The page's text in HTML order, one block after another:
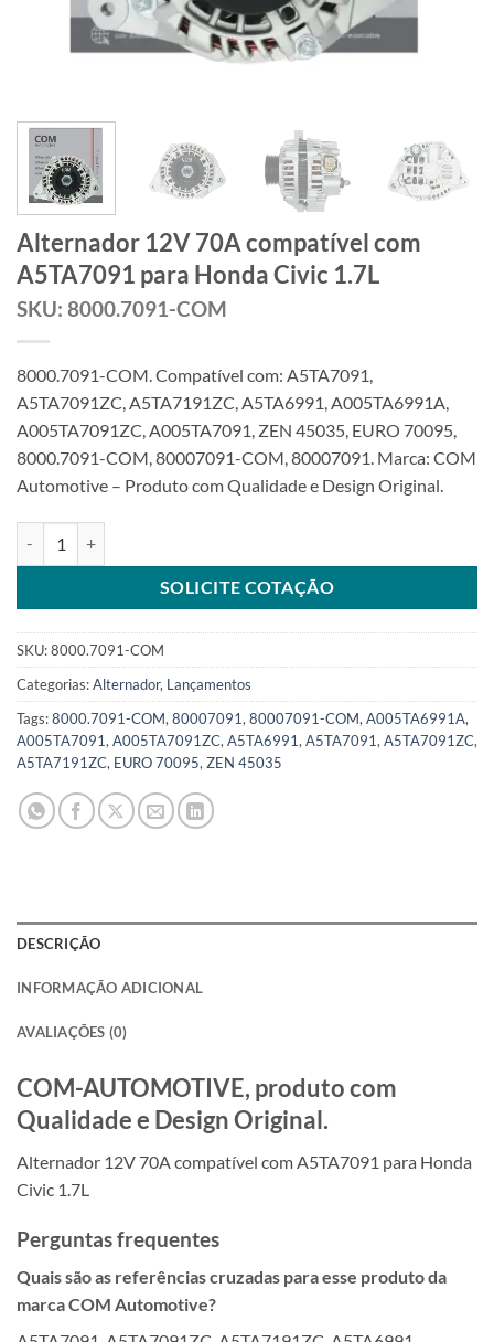
Alternador 12V 70A compatível com
A5TA7091 para Honda Civic 1.7L
SKU: 8000.7091-COM
8000.7091-COM. Compatível com: A5TA7091,
A5TA7091ZC, A5TA7191ZC, A5TA6991, A005TA6991A,
A005TA7091ZC, A005TA7091, ZEN 45035, EURO 70095,
8000.7091-COM, 80007091-COM, 80007091. Marca: COM
Automotive – Produto com Qualidade e Design Original.
SOLICITE COTAÇÃO
SKU:8000.7091-COM
Categorias:Alternador, Lançamentos
Tags:8000.7091-COM, 80007091, 80007091-COM, A005TA6991A,
A005TA7091, A005TA7091ZC, A5TA6991, A5TA7091, A5TA7091ZC,
A5TA7191ZC, EURO 70095, ZEN 45035
DESCRIÇÃO
INFORMAÇÃO ADICIONAL
AVALIAÇÕES (0)
COM-AUTOMOTIVE, produto com
Qualidade e Design Original.
Alternador 12V 70A compatível com A5TA7091 para Honda
Civic 1.7L
Perguntas frequentes
Quais são as referências cruzadas para esse produto da
marca COM Automotive?